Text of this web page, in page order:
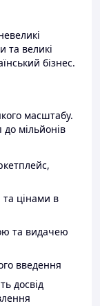
та великі
бізнес.
масштабу.
мільйонів
цінами в
та видачею
введення
досвід